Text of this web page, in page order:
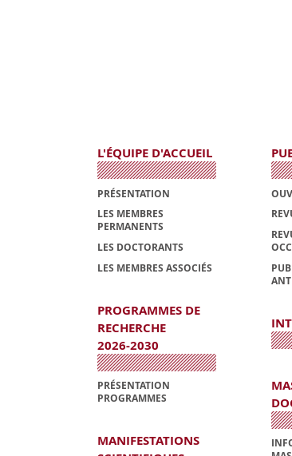
L'ÉQUIPE D'ACCUEIL
PRÉSENTATION
LES MEMBRES
PERMANENTS
LES DOCTORANTS
LES MEMBRES ASSOCIÉS
PROGRAMMES DE
RECHERCHE
2026-2030
PRÉSENTATION
PROGRAMMES
MANIFESTATIONS